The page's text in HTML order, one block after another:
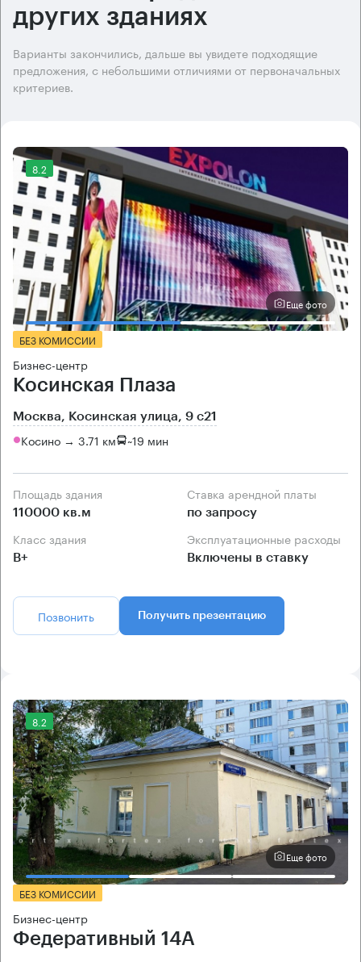
других зданиях
Варианты закончились, дальше вы увидете подходящие
предложения, с небольшими отличиями от первоначальных
критериев.
8.2
Еще фото
БЕЗ КОМИССИИ
Бизнес-центр
Косинская Плаза
Москва, Косинская улица, 9 с21
Косино → 3.71 км ~19 мин
Площадь здания
110000 кв.м
Ставка арендной платы
по запросу
Класс здания
B+
Эксплуатационные расходы
Включены в ставку
Позвонить Получить презентацию
8.2
Еще фото
БЕЗ КОМИССИИ
Бизнес-центр
Федеративный 14А